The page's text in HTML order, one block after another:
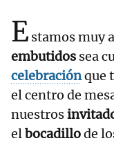
Estamos muy
embutidos sea
celebraciónque
el centro de
nuestros
elbocadillode